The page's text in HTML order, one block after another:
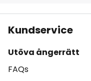
Kundservice
Utöva ångerrätt
FAQs